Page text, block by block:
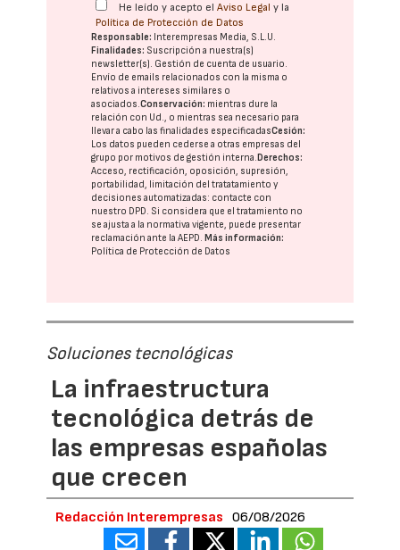
He leído y acepto elAviso Legal y la
Política de Protección de Datos
Responsable: Interempresas Media, S.L.U.
Finalidades: Suscripción a nuestra(s)
newsletter(s). Gestión de cuenta de usuario.
Envío de emails relacionados con la misma o
relativos a intereses similares o
asociados.Conservación: mientras dure la
relación con Ud., o mientras sea necesario para
llevar a cabo las finalidades especificadasCesión:
Los datos pueden cederse a otras empresas del
grupo por motivos de gestión interna. Derechos:
Acceso, rectificación, oposición, supresión,
portabilidad, limitación del tratatamiento y
decisiones automatizadas: contacte con
nuestro DPD. Si considera que el tratamiento no
se ajusta a la normativa vigente, puede presentar
reclamación ante laAEPD. Más información:
Política de Protección de Datos
Soluciones tecnológicas
La infraestructura
tecnológica detrás de
las empresas españolas
que crecen
Redacción Interempresas 06/08/2026